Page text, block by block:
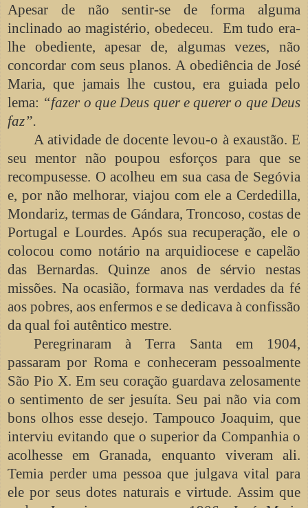
Apesar de não sentir-se de forma alguma
inclinado ao magistério, obedeceu. Em tudo era-
lhe obediente, apesar de, algumas vezes, não
concordar com seus planos. A obediência de José
Maria, que jamais lhe custou, era guiada pelo
lema: “fazer o que Deus quer e querer o que Deus
faz”.
A atividade de docente levou-o à exaustão. E
seu mentor não poupou esforços para que se
recompusesse. O acolheu em sua casa de Segóvia
e, por não melhorar, viajou com ele a Cerdedilla,
Mondariz, termas de Gándara, Troncoso, costas de
Portugal e Lourdes. Após sua recuperação, ele o
colocou como notário na arquidiocese e capelão
das Bernardas. Quinze anos de sérvio nestas
missões. Na ocasião, formava nas verdades da fé
aos pobres, aos enfermos e se dedicava à confissão
da qual foi autêntico mestre.
Peregrinaram à Terra Santa em 1904,
passaram por Roma e conheceram pessoalmente
São Pio X. Em seu coração guardava zelosamente
o sentimento de ser jesuíta. Seu pai não via com
bons olhos esse desejo. Tampouco Joaquim, que
interviu evitando que o superior da Companhia o
acolhesse em Granada, enquanto viveram ali.
Temia perder uma pessoa que julgava vital para
ele por seus dotes naturais e virtude. Assim que